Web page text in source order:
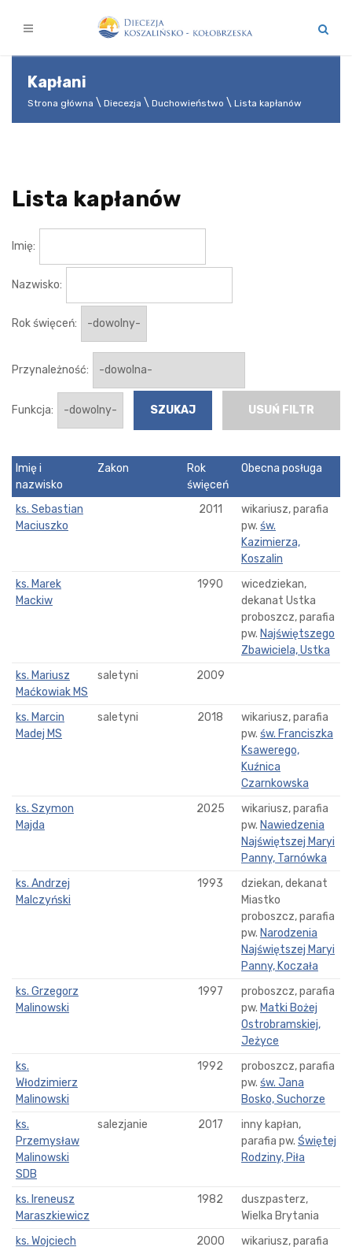
Kapłani
Strona główna Diecezja Duchowieństwo Lista kapłanów
Lista kapłanów
Imię:
Nazwisko:
Rok święceń:
Przynależność:
Funkcja: USUŃ FILTR
Imię i
nazwisko
Zakon
Rok
święceń
Obecna posługa
ks. Sebastian
Maciuszko
2011
wikariusz, parafia
pw. św.
Kazimierza,
Koszalin
ks. Marek
Mackiw
1990
wicedziekan,
dekanat Ustka
proboszcz, parafia
pw. Najświętszego
Zbawiciela, Ustka
ks. Mariusz
Maćkowiak MS
saletyni 2009
ks. Marcin
Madej MS
saletyni 2018
wikariusz, parafia
pw. św. Franciszka
Ksawerego,
Kuźnica
Czarnkowska
ks. Szymon
Majda
2025
wikariusz, parafia
pw. Nawiedzenia
Najświętszej Maryi
Panny, Tarnówka
ks. Andrzej
Malczyński
1993
dziekan, dekanat
Miastko
proboszcz, parafia
pw. Narodzenia
Najświętszej Maryi
Panny, Koczała
ks. Grzegorz
Malinowski
1997
proboszcz, parafia
pw. Matki Bożej
Ostrobramskiej,
Jeżyce
ks.
Włodzimierz
Malinowski
1992
proboszcz, parafia
pw. św. Jana
Bosko, Suchorze
ks.
Przemysław
Malinowski
SDB
salezjanie 2017
inny kapłan,
parafia pw. Świętej
Rodziny, Piła
ks. Ireneusz
Maraszkiewicz
1982
duszpasterz,
Wielka Brytania
ks. Wojciech
2000
wikariusz, parafia